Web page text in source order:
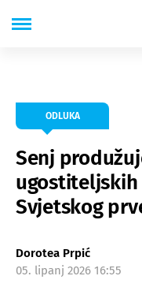
ODLUKA
Senj
ugostiteljskih
Svjetskog
Dorotea Prpić
05. lipanj 2026 16:55